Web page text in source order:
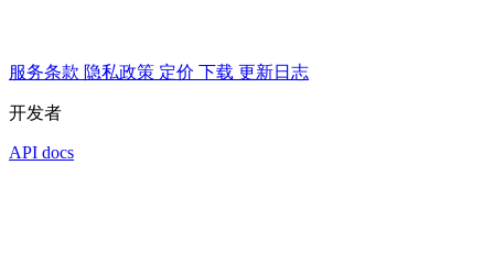
服务条款 隐私政策 定价 下载 更新日志
开发者
API docs